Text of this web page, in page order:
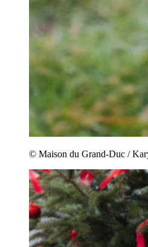
© Maison du Grand-Duc /